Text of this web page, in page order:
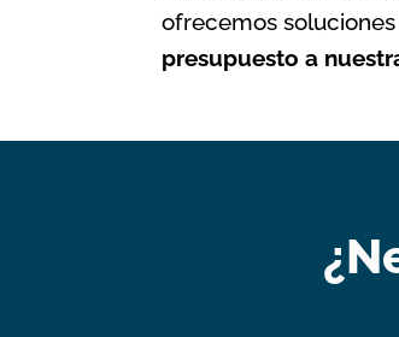
ofrecemos
presupuesto a